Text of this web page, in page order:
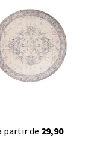
partir de 29,90